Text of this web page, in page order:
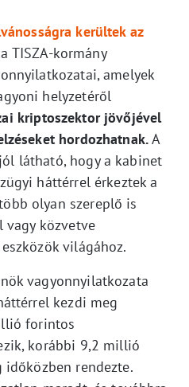
kerültek az
a TISZA-kormány
amelyek
helyzetéről
kriptoszektor jövőjével
hordozhatnak.A
látható, hogy a kabinet
háttérrel érkeztek a
olyan szereplő is
közvetve
világához.
vagyonnyilatkozata
kezdi meg
forintos
korábbi 9,2 millió
rendezte.